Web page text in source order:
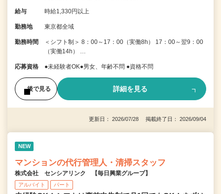
給与 時給1,330円以上
勤務地 東京都全域
勤務時間
＜シフト制＞ 8：00～17：00（実働8h） 17：00～翌9：00
（実働14h） …
応募資格 ●未経験者OK●男女、年齢不問 ●資格不問
後で見る 詳細を見る
更新日： 2026/07/28 掲載終了日： 2026/09/04
NEW
マンションの代行管理人・清掃スタッフ
株式会社 センシアリンク 【毎日興業グループ】
アルバイト パート